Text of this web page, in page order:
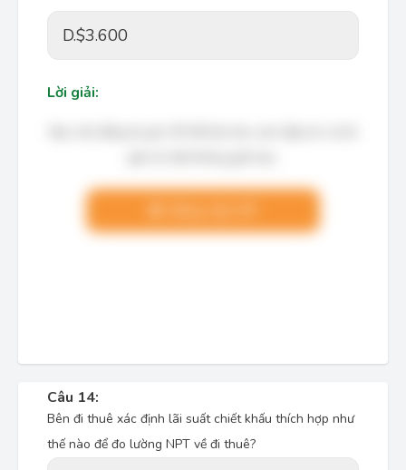
D.$3.600
Lời giải:
Câu 14:
Bên đi thuê xác định lãi suất chiết khấu thích hợp như
thế nào để đo lường NPT về đi thuê?